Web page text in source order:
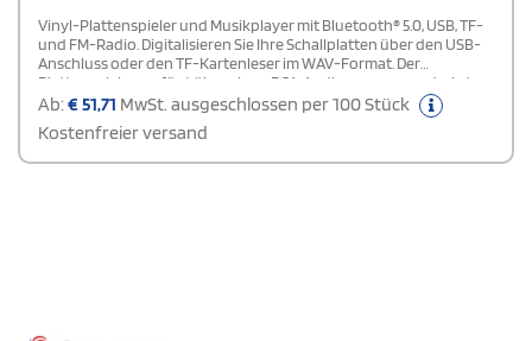
Vinyl-Plattenspieler und Musikplayer mit Bluetooth® 5.0, USB, TF-
und FM-Radio. Digitalisieren Sie Ihre Schallplatten über den USB-
Anschluss oder den TF-Kartenleser im WAV-Format. Der
Plattenspieler verfügt über einen RCA-Audioausgang und wird
mit einem Kopfhörer geliefert. Er enthält eine Rubinnadel, um
Aktentasche entworfen. Der Plattenspieler kann über Bluetooth®
mit einem mobilen Gerät verbunden werden, um die
Ab:€51,71 MwSt. ausgeschlossen per 100 Stück
Kostenfreier versand